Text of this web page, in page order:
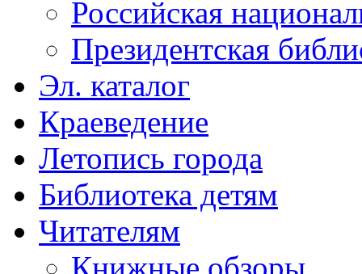
Российская
Президентская
Эл. каталог
Краеведение
Летопись города
Библиотека детям
Читателям